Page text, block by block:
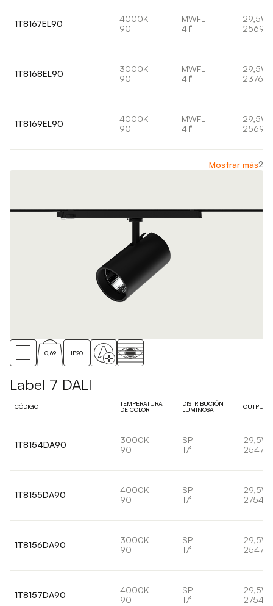
1T8167EL90
4000K
90
MWFL
41°
29,5W
2569lm
1T8168EL90
3000K
90
MWFL
41°
29,5W
2376lm
1T8169EL90
4000K
90
MWFL
41°
29,5W
2569lm
Mostrar más2
0,69 IP20
Label 7 DALI
CÓDIGO
TEMPERATURA
DE COLOR
DISTRIBUCIÓN
LUMINOSA
OUTPUT
1T8154DA90
3000K
90
SP
17°
29,5W
2547lm
1T8155DA90
4000K
90
SP
17°
29,5W
2754lm
1T8156DA90
3000K
90
SP
17°
29,5W
2547lm
1T8157DA90
4000K
90
SP
17°
29,5W
2754lm